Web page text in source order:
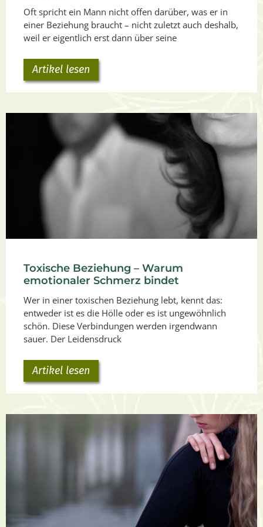
Oft spricht ein Mann nicht offen darüber, was er in
einer Beziehung braucht – nicht zuletzt auch deshalb,
weil er eigentlich erst dann über seine
Artikel lesen
Toxische Beziehung – Warum
emotionaler Schmerz bindet
Wer in einer toxischen Beziehung lebt, kennt das:
entweder ist es die Hölle oder es ist ungewöhnlich
schön. Diese Verbindungen werden irgendwann
sauer. Der Leidensdruck
Artikel lesen